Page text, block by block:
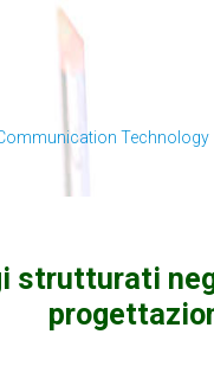
Technology
strutturati